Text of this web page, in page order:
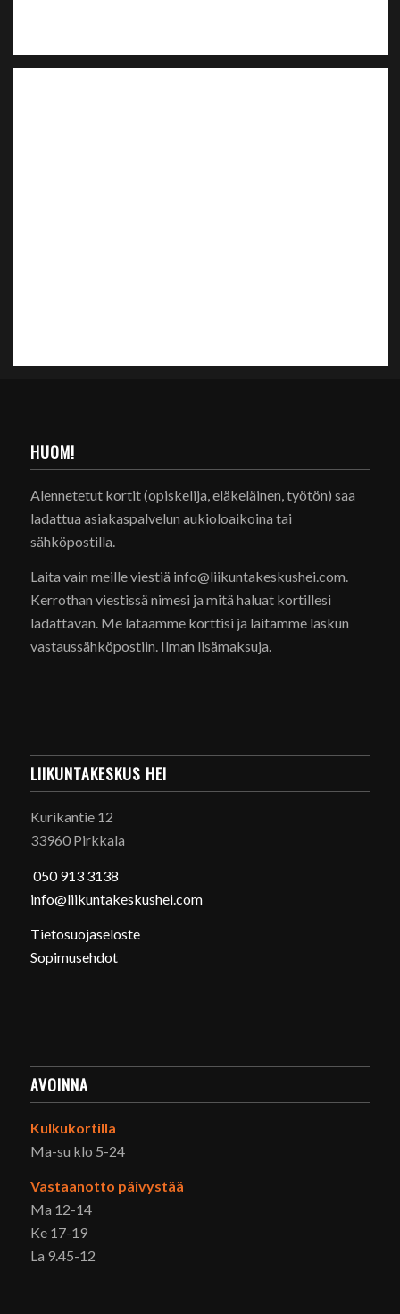
HUOM!
Alennetetut kortit (opiskelija, eläkeläinen, työtön) saa
ladattua asiakaspalvelun aukioloaikoina tai
sähköpostilla.
Laita vain meille viestiä info@liikuntakeskushei.com.
Kerrothan viestissä nimesi ja mitä haluat kortillesi
ladattavan. Me lataamme korttisi ja laitamme laskun
vastaussähköpostiin. Ilman lisämaksuja.
LIIKUNTAKESKUS HEI
Kurikantie 12
33960 Pirkkala
050 913 3138
info@liikuntakeskushei.com
Tietosuojaseloste
Sopimusehdot
AVOINNA
Kulkukortilla
Ma-su klo 5-24
Vastaanotto päivystää
Ma 12-14
Ke 17-19
La 9.45-12